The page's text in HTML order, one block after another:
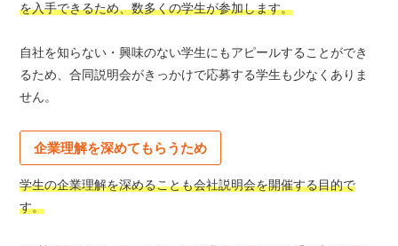
を入手できるため、数多くの学生が参加します。
自社を知らない・興味のない学生にもアピールすることができ
るため、合同説明会がきっかけで応募する学生も少なくありま
せん。
企業理解を深めてもらうため
学生の企業理解を深めることも会社説明会を開催する目的で
す。